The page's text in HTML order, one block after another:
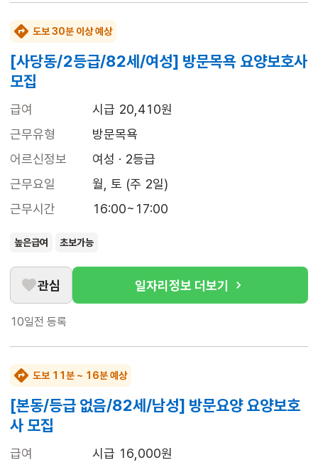
도보 30분 이상 예상
[사당동/2등급/82세/여성] 방문목욕 요양보호사
모집
급여
시급 20,410원
근무유형
방문목욕
어르신정보
여성 · 2등급
근무요일
월, 토 (주 2일)
근무시간
16:00~17:00
높은급여 초보가능
관심 일자리정보 더보기
10일전 등록
도보 11분 ~ 16분 예상
[본동/등급 없음/82세/남성] 방문요양 요양보호
사 모집
급여
시급 16,000원